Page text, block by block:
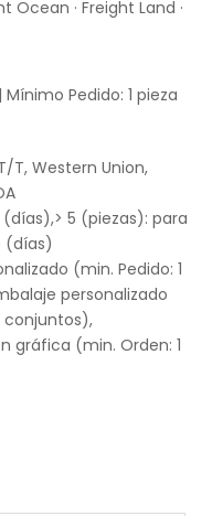
Ocean · Freight Land ·
Pedido: 1 pieza
T, Western Union,
5 (piezas): para
(días)
(min. Pedido: 1
personalizado
conjuntos),
gráfica (min. Orden: 1